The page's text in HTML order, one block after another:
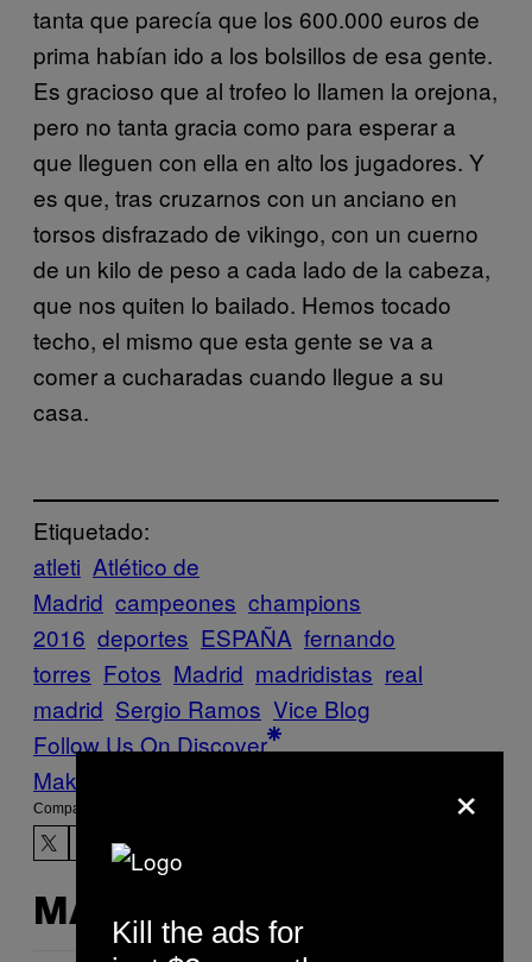
tanta que parecía que los 600.000 euros de
prima habían ido a los bolsillos de esa gente.
Es gracioso que al trofeo lo llamen la orejona,
pero no tanta gracia como para esperar a
que lleguen con ella en alto los jugadores. Y
es que, tras cruzarnos con un anciano en
torsos disfrazado de vikingo, con un cuerno
de un kilo de peso a cada lado de la cabeza,
que nos quiten lo bailado. Hemos tocado
techo, el mismo que esta gente se va a
comer a cucharadas cuando llegue a su
casa.
Etiquetado:
atleti Atlético de
Madrid campeones champions
2016 deportes ESPAÑA fernando
torres Fotos Madrid madridistas real
madrid Sergio Ramos Vice Blog
Follow Us On Discover
Make Us Preferred In Top Stories
Compartir:
MÁS DE LO MISMO
×
Kill the ads for